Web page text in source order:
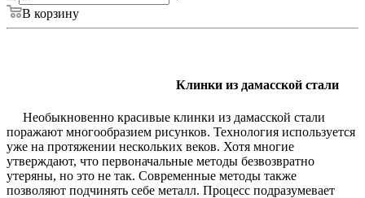
В корзину
Клинки из дамасской стали
Необыкновенно красивые клинки из дамасской стали
поражают многообразием рисунков. Технология используется
уже на протяжении нескольких веков. Хотя многие
утверждают, что первоначальные методы безвозвратно
утеряны, но это не так. Современные методы также
позволяют подчинять себе металл. Процесс подразумевает